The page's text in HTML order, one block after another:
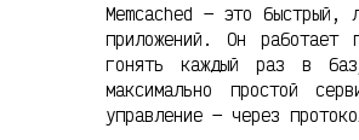
Memcached — это быстрый,
приложений. Он работает
гонять каждый раз в
максимально простой
управление — через